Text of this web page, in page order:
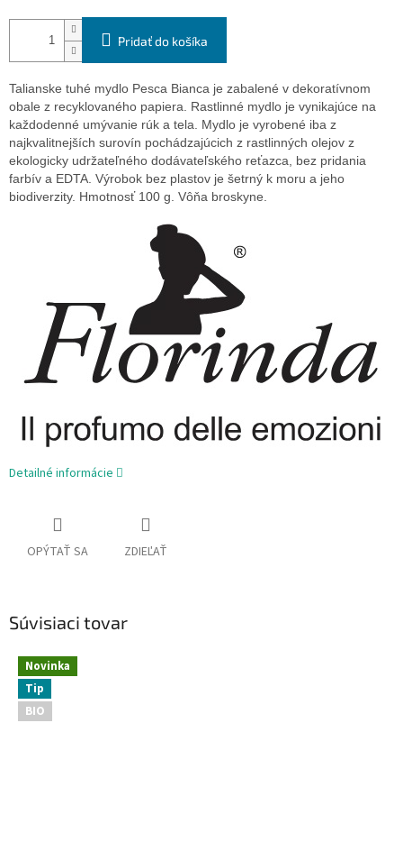
Pridať do košíka
Talianske tuhé mydlo Pesca Bianca je zabalené v dekoratívnom
obale z recyklovaného papiera. Rastlinné mydlo je vynikajúce na
každodenné umývanie rúk a tela. Mydlo je vyrobené iba z
najkvalitnejších surovín pochádzajúcich z rastlinných olejov z
ekologicky udržateľného dodávateľského reťazca, bez pridania
farbív a EDTA. Výrobok bez plastov je šetrný k moru a jeho
biodiverzity. Hmotnosť 100 g. Vôňa broskyne.
Detailné informácie
OPÝTAŤ SA ZDIEĽAŤ
Súvisiaci tovar
Novinka
Tip
BIO